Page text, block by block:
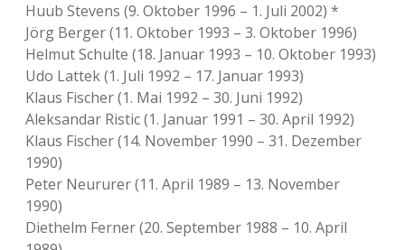
Huub Stevens (9. Oktober 1996 – 1. Juli 2002) *
Jörg Berger (11. Oktober 1993 – 3. Oktober 1996)
Helmut Schulte (18. Januar 1993 – 10. Oktober 1993)
Udo Lattek (1. Juli 1992 – 17. Januar 1993)
Klaus Fischer (1. Mai 1992 – 30. Juni 1992)
Aleksandar Ristic (1. Januar 1991 – 30. April 1992)
Klaus Fischer (14. November 1990 – 31. Dezember
1990)
Peter Neururer (11. April 1989 – 13. November
1990)
Diethelm Ferner (20. September 1988 – 10. April